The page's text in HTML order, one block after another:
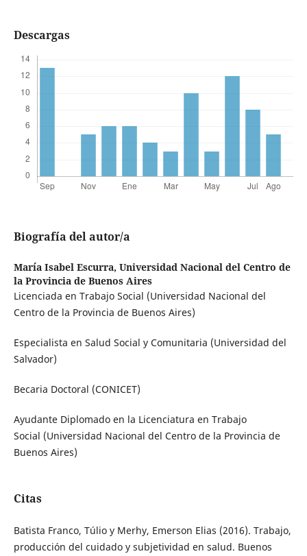
Descargas
Biografía del autor/a
María Isabel Escurra, Universidad Nacional del Centro de
la Provincia de Buenos Aires
Licenciada en Trabajo Social (Universidad Nacional del
Centro de la Provincia de Buenos Aires)
Especialista en Salud Social y Comunitaria (Universidad del
Salvador)
Becaria Doctoral (CONICET)
Ayudante Diplomado en la Licenciatura en Trabajo
Social (Universidad Nacional del Centro de la Provincia de
Buenos Aires)
Citas
Batista Franco, Túlio y Merhy, Emerson Elias (2016). Trabajo,
producción del cuidado y subjetividad en salud. Buenos